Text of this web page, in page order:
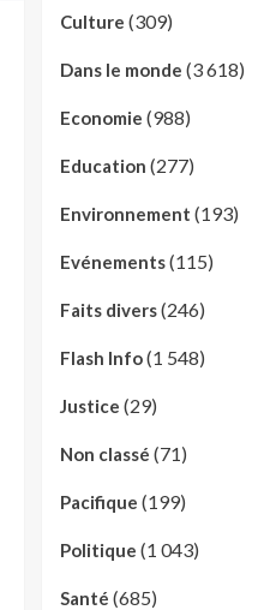
Culture (309)
Dans le monde (3 618)
Economie (988)
Education (277)
Environnement (193)
Evénements(115)
Faits divers(246)
Flash Info(1 548)
Justice (29)
Non classé (71)
Pacifique (199)
Politique (1 043)
Santé (685)